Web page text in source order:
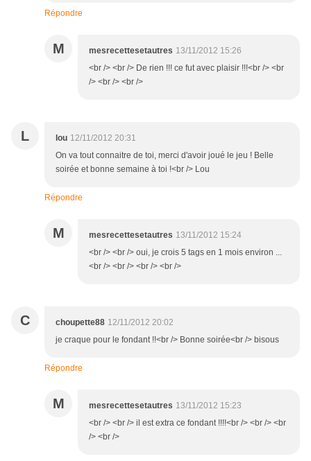
Répondre
M mesrecettesetautres 13/11/2012 15:26
<br /> <br /> De rien !!! ce fut avec plaisir !!!<br /> <br
/> <br /> <br />
L lou 12/11/2012 20:31
On va tout connaitre de toi, merci d'avoir joué le jeu ! Belle
soirée et bonne semaine à toi !<br /> Lou
Répondre
M mesrecettesetautres 13/11/2012 15:24
<br /> <br /> oui, je crois 5 tags en 1 mois environ ...
<br /> <br /> <br /> <br />
C choupette88 12/11/2012 20:02
je craque pour le fondant !!<br /> Bonne soirée<br /> bisous
Répondre
M mesrecettesetautres 13/11/2012 15:23
<br /> <br /> il est extra ce fondant !!!!<br /> <br /> <br
/> <br />